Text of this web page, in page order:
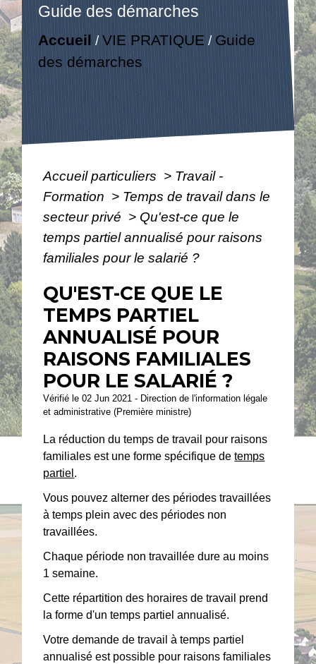
Guide des démarches
Accueil /VIE PRATIQUE / Guide
des démarches
Accueil particuliers > Travail -
Formation > Temps de travail dans le
secteur privé > Qu'est-ce que le
temps partiel annualisé pour raisons
familiales pour le salarié ?
QU'EST-CE QUE LE
TEMPS PARTIEL
ANNUALISÉ POUR
RAISONS FAMILIALES
POUR LE SALARIÉ ?
Vérifié le 02 Jun 2021 - Direction de l'information légale
et administrative (Première ministre)
La réduction du temps de travail pour raisons
familiales est une forme spécifique detemps
partiel .
Vous pouvez alterner des périodes travaillées
à temps plein avec des périodes non
travaillées.
Chaque période non travaillée dure au moins
1 semaine.
Cette répartition des horaires de travail prend
la forme d'un temps partiel annualisé.
Votre demande de travail à temps partiel
annualisé est possible pour raisons familiales